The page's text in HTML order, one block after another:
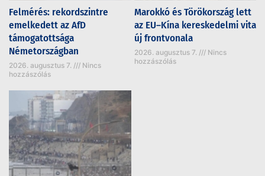
Felmérés: rekordszintre
emelkedett az AfD
támogatottsága
Németországban
2026. augusztus 7.
Nincs
hozzászólás
Marokkó és Törökország lett
az EU–Kína kereskedelmi vita
új frontvonala
2026. augusztus 7.
Nincs
hozzászólás